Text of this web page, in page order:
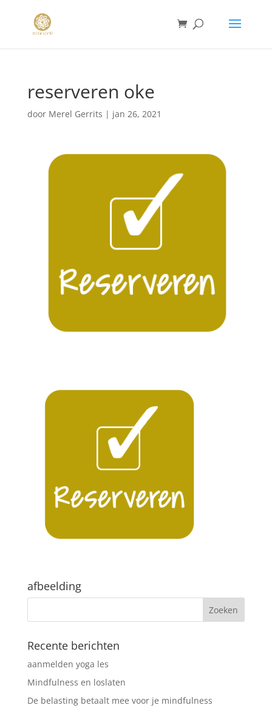
reserveren oke
door Merel Gerrits | jan 26, 2021
afbeelding
Recente berichten
aanmelden yoga les
Mindfulness en loslaten
De belasting betaalt mee voor je mindfulness